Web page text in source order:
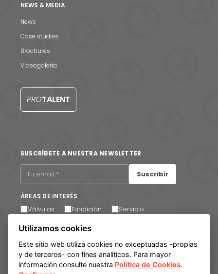
Noticias y medios
Contacto
NEWS & MEDIA
News
Case studies
Brochures
Videogaleria
PROTALENT
SUSCRÍBETE A NUESTRA NEWSLETTER
Suscribir
ÁREAS DE INTERÉS
Válvulas Fundición Servicio
Acepto recibir comunicaciones por correo electrónico.
través del enlace que encontrará en el pie de página de
nuestros correos electrónicos.
Utilizamos cookies
Este sitio web utiliza cookies no exceptuadas -propias
y de terceros- con fines analíticos. Para mayor
información consulte nuestra Política de Cookies.